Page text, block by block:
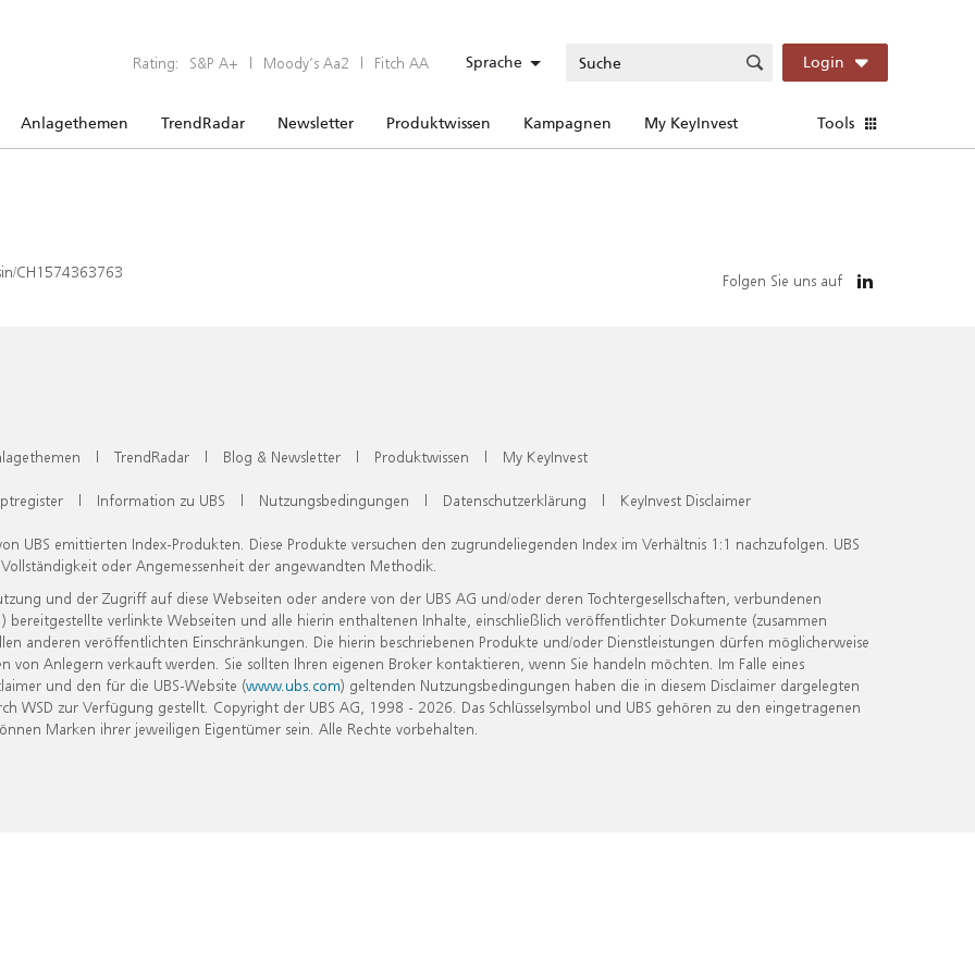
Rating: S&P A+ | Moody’s Aa2 | Fitch AA Sprache Login
Anlagethemen TrendRadar Newsletter Produktwissen Kampagnen My KeyInvest Tools
CH1574363763 Folgen Sie uns auf
| TrendRadar | Blog & Newsletter | Produktwissen | My KeyInvest
| Information zu UBS | Nutzungsbedingungen | Datenschutzerklärung | KeyInvest Disclaimer
UBS emittierten Index-Produkten. Diese Produkte versuchen den zugrundeliegenden Index im Verhältnis 1:1 nachzufolgen. UBS
oder Angemessenheit der angewandten Methodik.
und der Zugriff auf diese Webseiten oder andere von der UBS AG und/oder deren Tochtergesellschaften, verbundenen
verlinkte Webseiten und alle hierin enthaltenen Inhalte, einschließlich veröffentlichter Dokumente (zusammen
anderen veröffentlichten Einschränkungen. Die hierin beschriebenen Produkte und/oder Dienstleistungen dürfen möglicherweise
Anlegern verkauft werden. Sie sollten Ihren eigenen Broker kontaktieren, wenn Sie handeln möchten. Im Falle eines
und den für die UBS-Website (www.ubs.com) geltenden Nutzungsbedingungen haben die in diesem Disclaimer dargelegten
zur Verfügung gestellt. Copyright der UBS AG, 1998 - 2026. Das Schlüsselsymbol und UBS gehören zu den eingetragenen
Marken ihrer jeweiligen Eigentümer sein. Alle Rechte vorbehalten.